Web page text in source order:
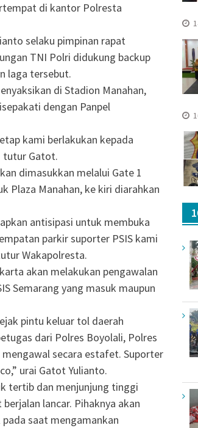
di kantor Polresta
selaku pimpinan rapat
TNI Polri didukung backup
laga tersebut.
di Stadion Manahan,
dengan Panpel
kami berlakukan kepada
tutur Gatot.
dimasukkan melalui Gate 1
Plaza Manahan, ke kiri diarahkan
antisipasi untuk membuka
parkir suporter PSIS kami
Wakapolresta.
akan melakukan pengawalan
Semarang yang masuk maupun
pintu keluar tol daerah
dari Polres Boyolali, Polres
secara estafet. Suporter
urai Gatot Yulianto.
tertib dan menjunjung tinggi
lancar. Pihaknya akan
saat mengamankan